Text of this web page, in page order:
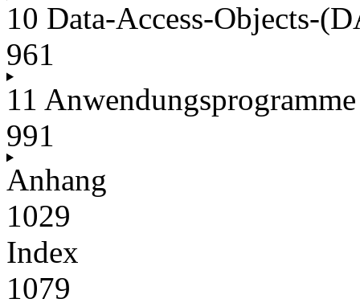
10 Data-Access-Objects-
961
11
991
Anhang
1029
Index
1079